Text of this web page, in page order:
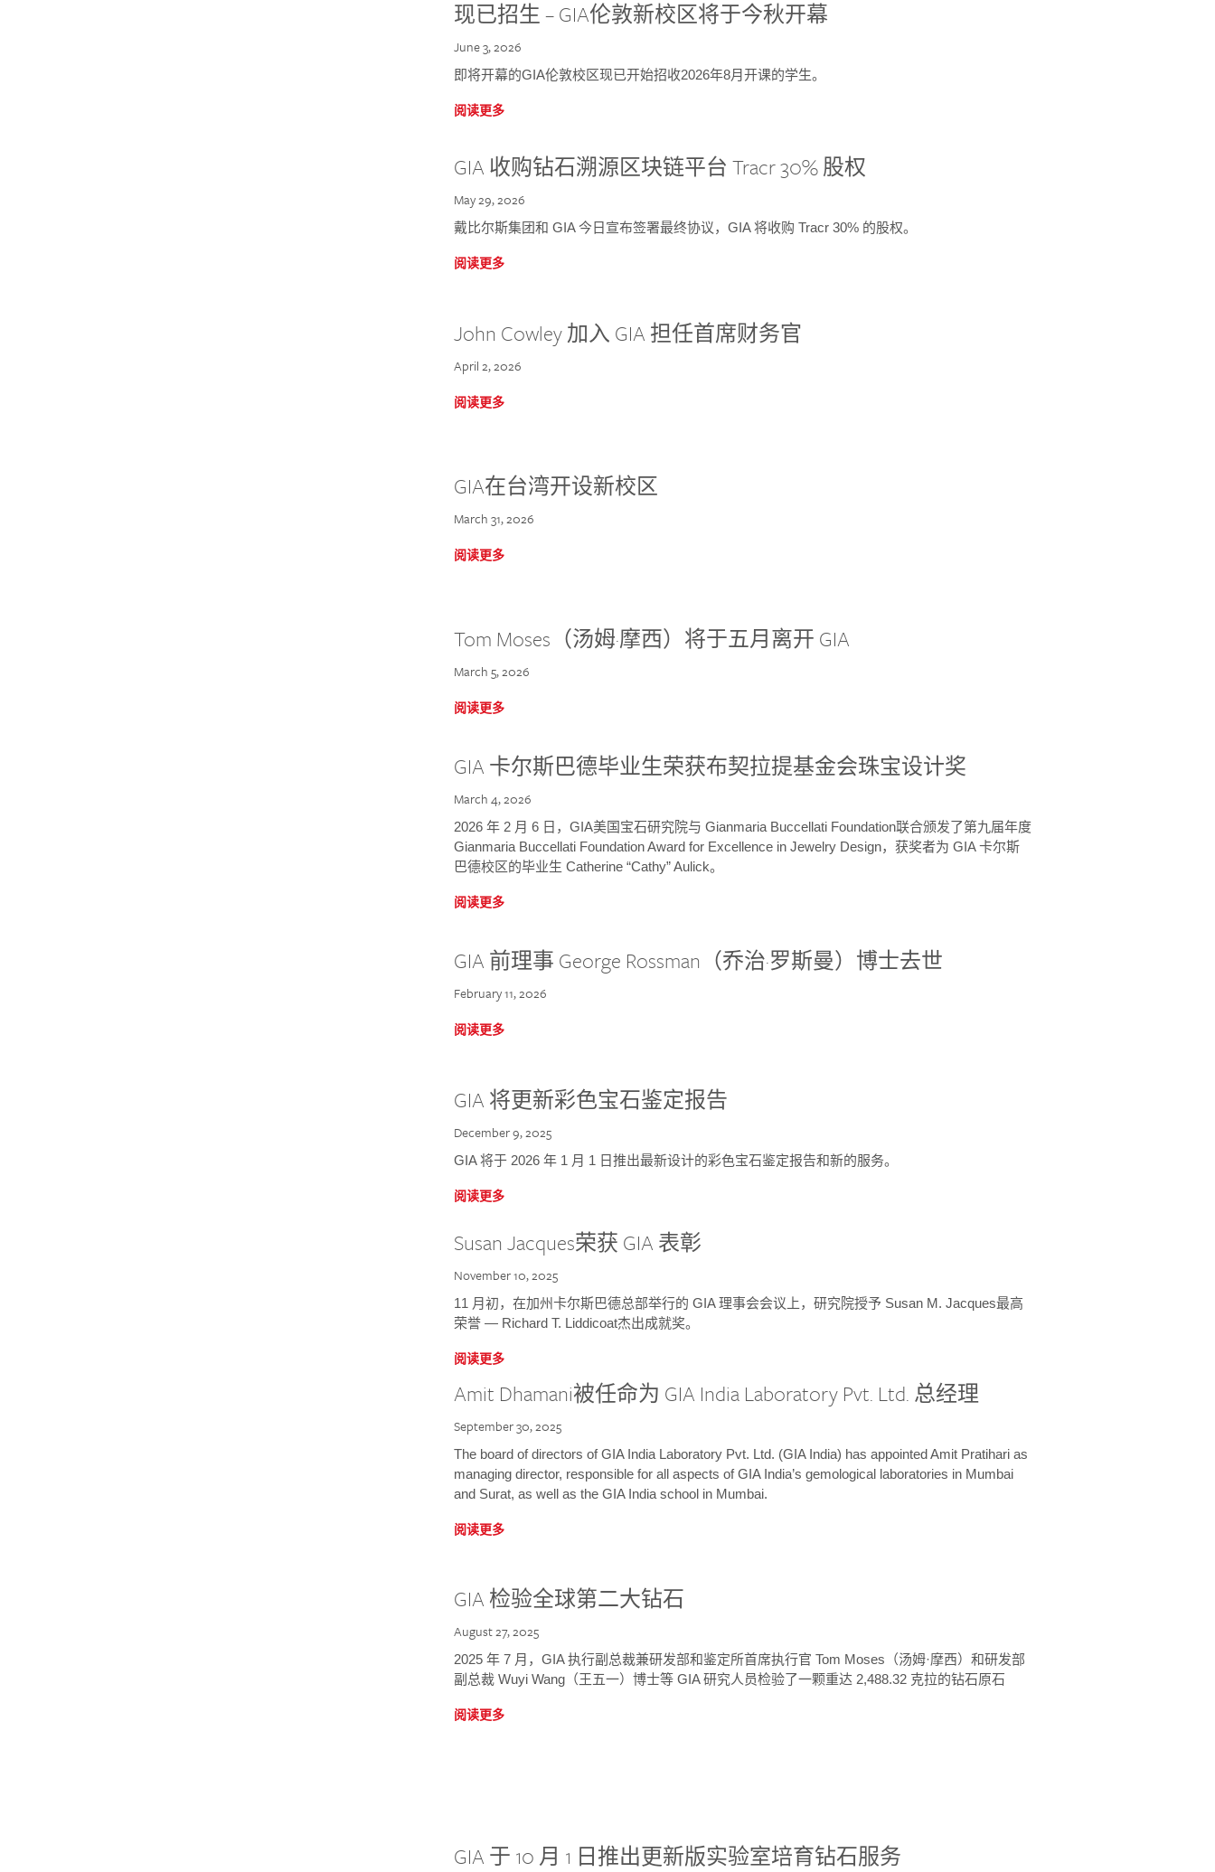
现已招生 – GIA伦敦新校区将于今秋开幕
June 3, 2026
即将开幕的GIA伦敦校区现已开始招收2026年8月开课的学生。
阅读更多
GIA 收购钻石溯源区块链平台 Tracr 30% 股权
May 29, 2026
戴比尔斯集团和 GIA 今日宣布签署最终协议，GIA 将收购 Tracr 30% 的股权。
阅读更多
John Cowley 加入 GIA 担任首席财务官
April 2, 2026
阅读更多
GIA在台湾开设新校区
March 31, 2026
阅读更多
Tom Moses（汤姆·摩西）将于五月离开 GIA
March 5, 2026
阅读更多
GIA 卡尔斯巴德毕业生荣获布契拉提基金会珠宝设计奖
March 4, 2026
2026 年 2 月 6 日，GIA美国宝石研究院与 Gianmaria Buccellati Foundation联合颁发了第九届年度
Gianmaria Buccellati Foundation Award for Excellence in Jewelry Design，获奖者为 GIA 卡尔斯
巴德校区的毕业生 Catherine “Cathy” Aulick。
阅读更多
GIA 前理事 George Rossman（乔治·罗斯曼）博士去世
February 11, 2026
阅读更多
GIA 将更新彩色宝石鉴定报告
December 9, 2025
GIA 将于 2026 年 1 月 1 日推出最新设计的彩色宝石鉴定报告和新的服务。
阅读更多
Susan Jacques荣获 GIA 表彰
November 10, 2025
11 月初，在加州卡尔斯巴德总部举行的 GIA 理事会会议上，研究院授予 Susan M. Jacques最高
荣誉 — Richard T. Liddicoat杰出成就奖。
阅读更多
Amit Dhamani被任命为 GIA India Laboratory Pvt. Ltd. 总经理
September 30, 2025
The board of directors of GIA India Laboratory Pvt. Ltd. (GIA India) has appointed Amit Pratihari as
managing director, responsible for all aspects of GIA India’s gemological laboratories in Mumbai
and Surat, as well as the GIA India school in Mumbai.
阅读更多
GIA 检验全球第二大钻石
August 27, 2025
2025 年 7 月，GIA 执行副总裁兼研发部和鉴定所首席执行官 Tom Moses（汤姆·摩西）和研发部
副总裁 Wuyi Wang（王五一）博士等 GIA 研究人员检验了一颗重达 2,488.32 克拉的钻石原石
阅读更多
GIA 于 10 月 1 日推出更新版实验室培育钻石服务